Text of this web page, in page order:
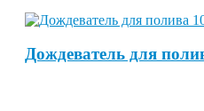
Дождеватель для